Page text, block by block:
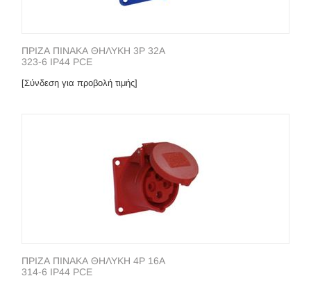
ΠΡΙΖΑ ΠΙΝΑΚΑ ΘΗΛΥΚΗ 3P 32A
323-6 IP44 PCE
[Σύνδεση για προβολή τιμής]
ΠΡΙΖΑ ΠΙΝΑΚΑ ΘΗΛΥΚΗ 4P 16A
314-6 IP44 PCE